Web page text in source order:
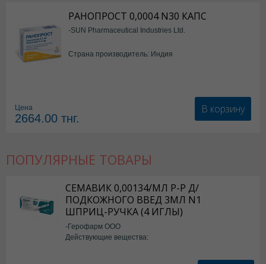
РАНОПРОСТ 0,0004 N30 КАПС
-SUN Pharmaceutical Industries Ltd.
Страна производитель: Индия
Цена
2664.00 тнг.
В корзину
ПОПУЛЯРНЫЕ ТОВАРЫ
СЕМАВИК 0,00134/МЛ Р-Р Д/
ПОДКОЖНОГО ВВЕД 3МЛ N1
ШПРИЦ-РУЧКА (4 ИГЛЫ)
-Герофарм ООО
Действующие вещества: